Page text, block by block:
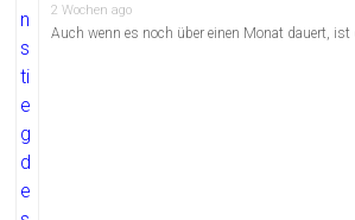
2 Wochen ago
Auch wenn es noch über einen Monat dauert,